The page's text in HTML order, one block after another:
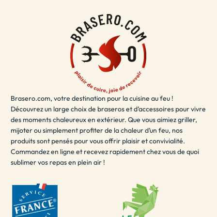
Le brasero terrasse est également sécurisé et facile à
utiliser, vous permettant devous détendre
de votre espace extérieur en toute sécurité. Que vous
souhaitiez passer du temps en solo ou partager des
moments inoubliables avec des amis et de la famille, le
brasero terrasse est la solution idéale pour ajouter une
touche de chaleur et de style à votre espace extérieur.
- LE BRASERO EXTÉRIEUR / BRASERO POUR
JARDIN
Un brasero extérieur est unexcellent choixpour les
soirées d'été en plein air. Il peut être utilisé pour se
créer une ambiance agréable. Les braseros extérieurs
sont disponibles dans une variété de tailles et de
matériaux, y compris le fer, l'acier inoxydable, l'acier
Brasero.com, votre destination pour la cuisine au feu !
Découvrez un large choix de braseros et d’accessoires pour vivre
des moments chaleureux en extérieur. Que vous aimiez griller,
mijoter ou simplement profiter de la chaleur d’un feu, nos
produits sont pensés pour vous offrir plaisir et convivialité.
Commandez en ligne et recevez rapidement chez vous de quoi
sublimer vos repas en plein air !